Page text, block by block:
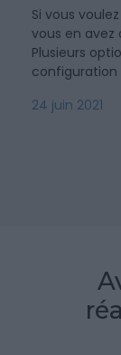
Si vous
vous en avez
Plusieurs
configuration
24 juin 2021